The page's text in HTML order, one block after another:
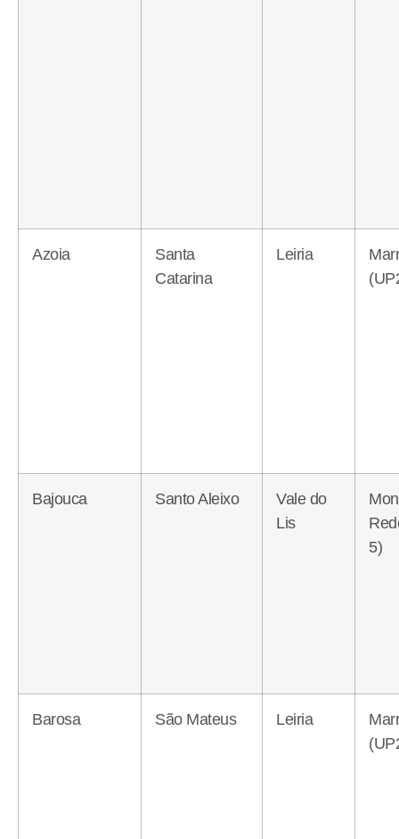
Azoia
Santa
Catarina
Leiria
Bajouca Santo Aleixo
Vale do
Lis
5)
Barosa São Mateus Leiria